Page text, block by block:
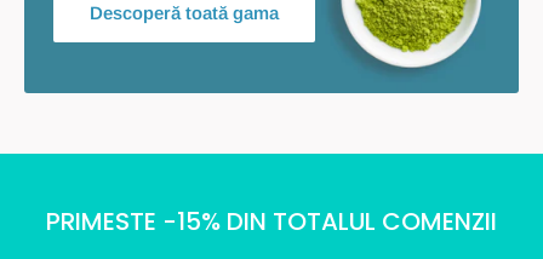
Descoperă toată gama
PRIMESTE -15% DIN TOTALUL COMENZII